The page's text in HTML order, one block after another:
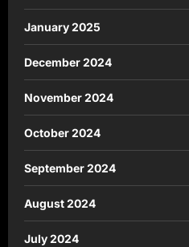
January 2025
December 2024
November 2024
October 2024
September 2024
August 2024
July 2024